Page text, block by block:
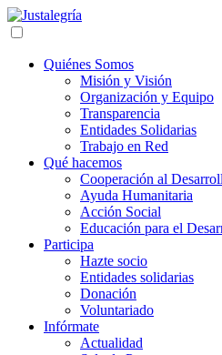
Quiénes Somos
Misión y Visión
Organización y Equipo
Transparencia
Entidades Solidarias
Trabajo en Red
Qué hacemos
Cooperación al
Ayuda Humanitaria
Acción Social
Educación para el
Participa
Hazte socio
Entidades solidarias
Donación
Voluntariado
Infórmate
Actualidad